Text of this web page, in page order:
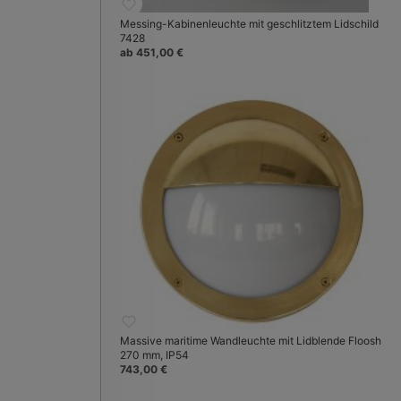
Messing-Kabinenleuchte mit geschlitztem Lidschild
7428
ab 451,00 €
Massive maritime Wandleuchte mit Lidblende Floosh
270 mm, IP54
743,00 €